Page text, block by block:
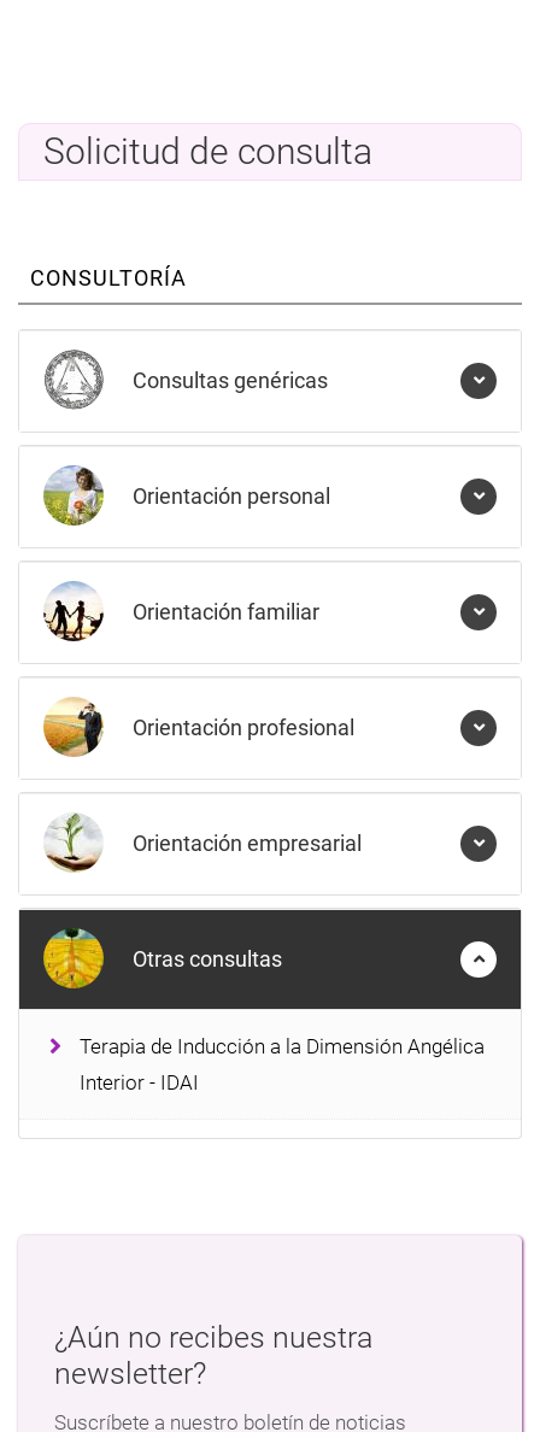
Solicitud de consulta
CONSULTORÍA
Consultas genéricas
Orientación personal
Orientación familiar
Orientación profesional
Orientación empresarial
Otras consultas
Terapia de Inducción a la Dimensión Angélica
Interior - IDAI
¿Aún no recibes nuestra
newsletter?
Suscríbete a nuestro boletín de noticias